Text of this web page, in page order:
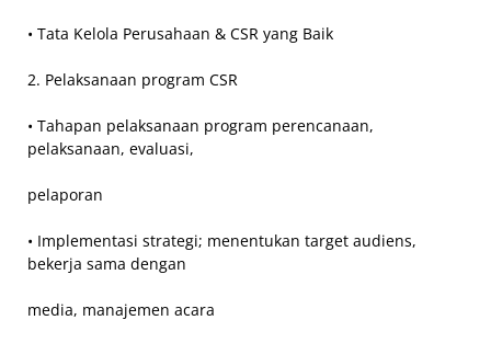
• Tata Kelola Perusahaan & CSR yang Baik
2. Pelaksanaan program CSR
• Tahapan pelaksanaan program perencanaan,
pelaksanaan, evaluasi,
pelaporan
• Implementasi strategi; menentukan target audiens,
bekerja sama dengan
media, manajemen acara